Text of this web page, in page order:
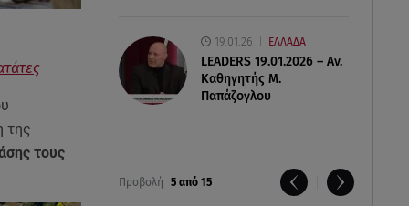
19.01.26 ΕΛΛΑΔΑ
LEADERS 19.01.2026 – Αν.
Καθηγητής Μ.
Παπάζογλου
Προβολή 5 από 15
της
τους